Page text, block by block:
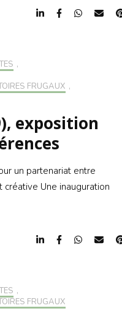
,
FRUGAUX ,
exposition
un partenariat entre
créative Une inauguration
,
FRUGAUX